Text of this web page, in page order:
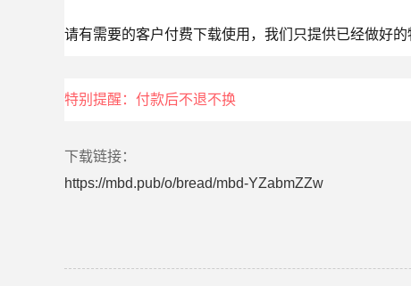
请有需要的客户付费下载使用，我们只提供已经做好的
特别提醒：付款后不退不换
下载链接：
https://mbd.pub/o/bread/mbd-YZabmZZw